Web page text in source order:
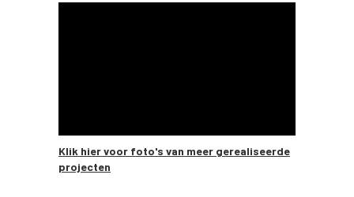
Klik hier voor foto's van meer gerealiseerde
projecten